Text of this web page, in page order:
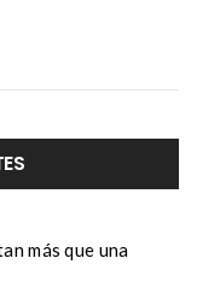
más que una